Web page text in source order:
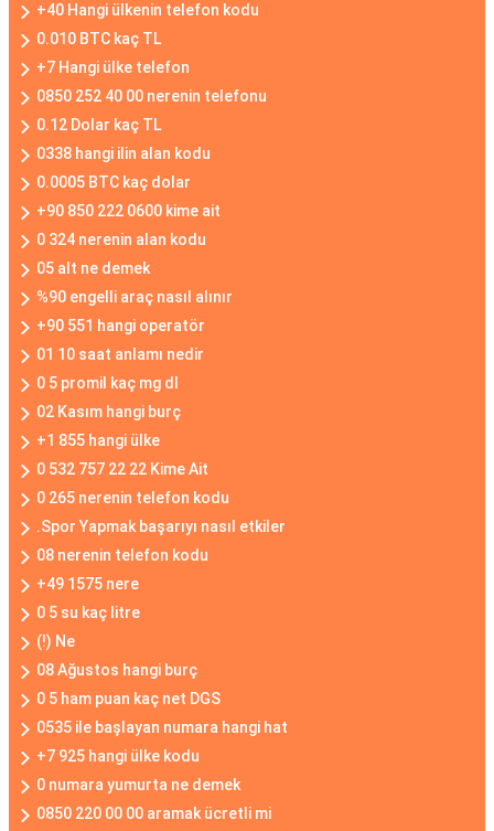
+40 Hangi ülkenin telefon kodu
0.010 BTC kaç TL
+7 Hangi ülke telefon
0850 252 40 00 nerenin telefonu
0.12 Dolar kaç TL
0338 hangi ilin alan kodu
0.0005 BTC kaç dolar
+90 850 222 0600 kime ait
0 324 nerenin alan kodu
05 alt ne demek
%90 engelli araç nasıl alınır
+90 551 hangi operatör
01 10 saat anlamı nedir
0 5 promil kaç mg dl
02 Kasım hangi burç
+1 855 hangi ülke
0 532 757 22 22 Kime Ait
0 265 nerenin telefon kodu
.Spor Yapmak başarıyı nasıl etkiler
08 nerenin telefon kodu
+49 1575 nere
0 5 su kaç litre
(!) Ne
08 Ağustos hangi burç
0 5 ham puan kaç net DGS
0535 ile başlayan numara hangi hat
+7 925 hangi ülke kodu
0 numara yumurta ne demek
0850 220 00 00 aramak ücretli mi